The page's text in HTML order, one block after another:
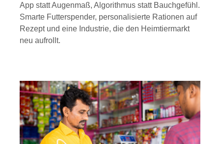
App statt Augenmaß, Algorithmus statt Bauchgefühl.
Smarte Futterspender, personalisierte Rationen auf
Rezept und eine Industrie, die den Heimtiermarkt
neu aufrollt.